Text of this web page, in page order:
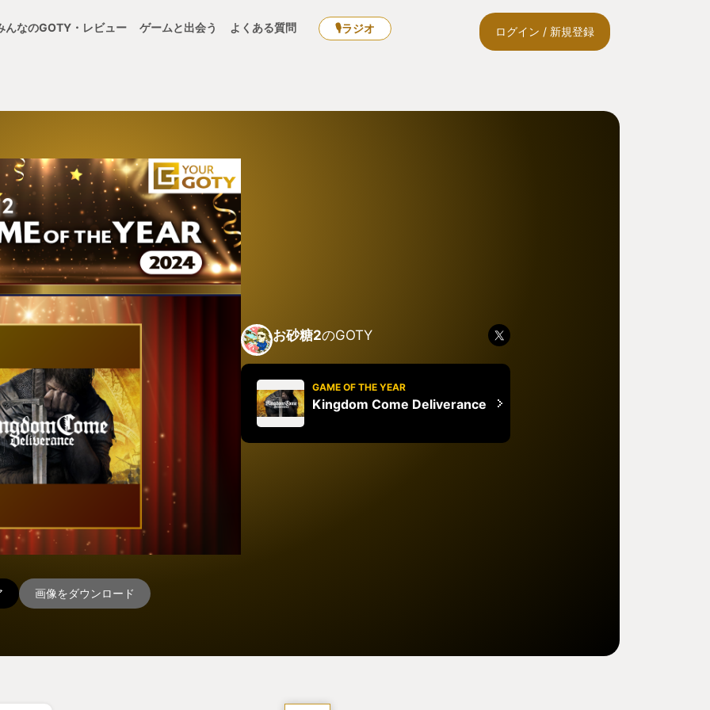
んなのGOTY・レビュー ゲームと出会う よくある質問 🎙ラジオ ログイン / 新規登録
画像をダウンロード
お砂糖2のGOTY
GAME OF THE YEAR
Kingdom Come Deliverance